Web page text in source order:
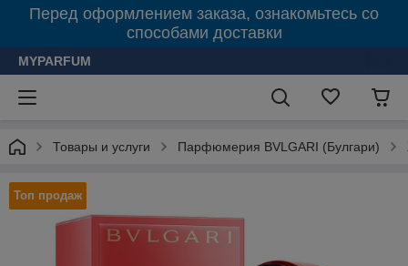
Перед оформлением заказа, ознакомьтесь со
способами доставки
MYPARFUM
Товары и услуги Парфюмерия BVLGARI (Булгари)
Топ продаж